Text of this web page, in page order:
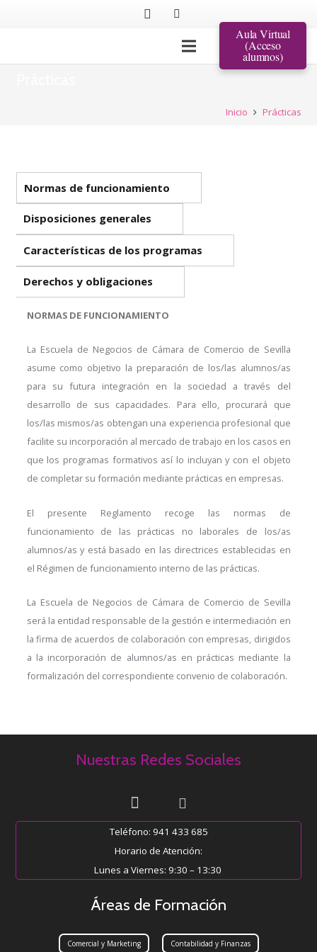
Aula Virtual
(Acceso
alumnos)
Inicio Prácticas
Normas de funcionamiento
Disposiciones generales
Características de los programas
Derechos y obligaciones
NORMAS DE FUNCIONAMIENTO
La Escuela de Negocios de Cámara de Comercio de Sevilla
asume como objetivo la preparación de los/las alumnos/as
para su futura integración en la sociedad a través del
desarrollo de sus capacidades. Para ello, procurará que
los/las mismos/as obtengan una experiencia profesional que
facilite su incorporación al mercado de trabajo en los casos en
que los programas formativos así lo incluyan y con el objeto
de completar su formación mediante prácticas en empresas.
El presente Reglamento recoge las normas de
funcionamiento de las prácticas no laborales de los/as
alumnos/as y está basado en las directrices establecidas en
el Régimen de funcionamiento interno de las prácticas.
La Escuela de Negocios de Cámara de Comercio de Sevilla
será la entidad responsable de la gestión e intermediación en
la firma de acuerdos de colaboración con empresas, dirigidos
a la incorporación de alumnos/as en prácticas mediante la
formalización del correspondiente convenio de colaboración.
Nuestras Redes Sociales
Teléfono: 941 433 685
Horario de Atención:
Lunes a Viernes: 9:30 – 13:30
Áreas de Formación
Comercial y Marketing Contabilidad y Finanzas